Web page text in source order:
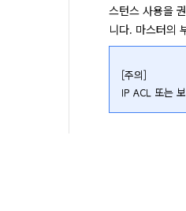
스턴스 사용을
니다. 마스터의
[주의]
IP ACL 또는